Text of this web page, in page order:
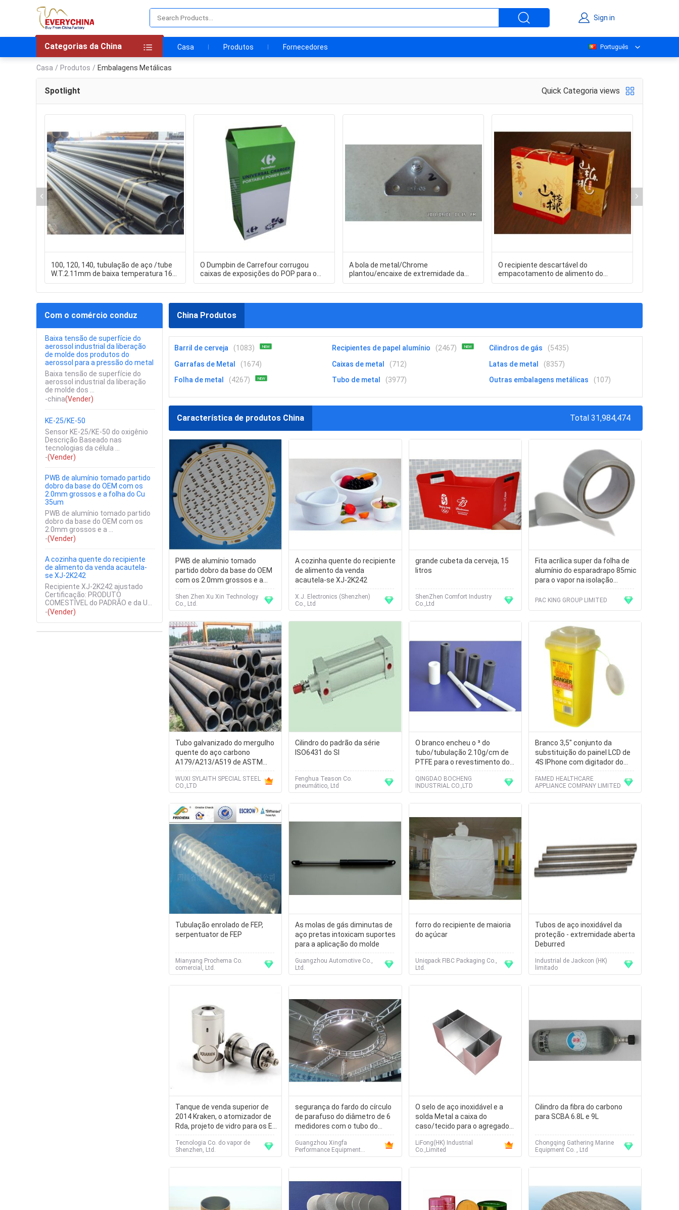
Sign in
Categorias da China Casa Produtos Fornecedores Português
Casa / Produtos / Embalagens Metálicas
Spotlight Quick Categoria views
100, 120, 140, tubulação de aço /tube
W.T.2.11mm de baixa temperatura 160
- 60mm
O Dumpbin de Carrefour corrugou
caixas de exposições do POP para o
envolvimento de alimento do pacote
A bola de metal/Chrome
plantou/encaixe de extremidade da
mola gás da braçadeira
O recipiente descartável do
empacotamento de alimento do
revestimento aquoso feito sob
encomenda encaixota ZY-FO06
Com o comércio conduz
Baixa tensão de superfície do
aerossol industrial da liberação
de molde dos produtos do
aerossol para a pressão do metal
Baixa tensão de superfície do
aerossol industrial da liberação
de molde dos ...
-china(Vender)
KE-25/KE-50
Sensor KE-25/KE-50 do oxigênio
Descrição Baseado nas
tecnologias da célula ...
-(Vender)
PWB de alumínio tomado partido
dobro da base do OEM com os
2.0mm grossos e a folha do Cu
35um
PWB de alumínio tomado partido
dobro da base do OEM com os
2.0mm grossos e a ...
-(Vender)
A cozinha quente do recipiente
de alimento da venda acautela-
se XJ-2K242
Recipiente XJ-2K242 ajustado
Certificação: PRODUTO
COMESTÍVEL do PADRÃO e da UE
...
-(Vender)
China Produtos
Barril de cerveja (1083) NEW Recipientes de papel alumínio (2467) NEW Cilindros de gás
(5435)
Garrafas de Metal
(1674) Caixas de metal (712) Latas de metal
(8357)
Folha de metal
(4267) NEW Tubo de metal (3977) Outras embalagens metálicas (107)
Característica de produtos China Total 31,984,474
PWB de alumínio tomado
partido dobro da base do OEM
com os 2.0mm grossos e a
folha do Cu 35um
Shen Zhen Xu Xin Technology
Co., Ltd.
A cozinha quente do recipiente
de alimento da venda
acautela-se XJ-2K242
X.J. Electronics (Shenzhen)
Co., Ltd
grande cubeta da cerveja, 15
litros
ShenZhen Comfort Industry
Co.,Ltd
Fita acrílica super da folha de
alumínio do esparadrapo 85mic
para o vapor na isolação
jacketing ALU da folha
PAC KING GROUP LIMITED
Tubo galvanizado do mergulho
quente do aço carbono
A179/A213/A519 de ASTM
para a construção
WUXI SYLAITH SPECIAL STEEL
CO.,LTD
Cilindro do padrão da série
ISO6431 do SI
Fenghua Teason Co.
pneumático, Ltd
O branco encheu o ³ do
tubo/tubulação 2.10g/cm de
PTFE para o revestimento do
cabo
QINGDAO BOCHENG
INDUSTRIAL CO.,LTD
Branco 3,5" conjunto da
substituição do painel LCD de
4S IPhone com digitador do
quadro
FAMED HEALTHCARE
APPLIANCE COMPANY LIMITED
Tubulação enrolado de FEP,
serpentuator de FEP
Mianyang Prochema Co.
comercial, Ltd.
As molas de gás diminutas de
aço pretas intoxicam suportes
para a aplicação do molde
Guangzhou Automotive Co.,
Ltd.
forro do recipiente de maioria
do açúcar
Uniqpack FIBC Packaging Co.,
Ltd.
Tubos de aço inoxidável da
proteção - extremidade aberta
Deburred
Industrial de Jackcon (HK)
limitado
Tanque de venda superior de
2014 Kraken, o atomizador de
Rda, projeto de vidro para os E-
cigarros
Tecnologia Co. do vapor de
Shenzhen, Ltd.
segurança do fardo do círculo
de parafuso do diâmetro de 6
medidores com o tubo do
alumínio da liga
Guangzhou Xingfa
Performance Equipment
Co.,Ltd（Guangzhou Xingyuan
O selo de aço inoxidável e a
solda Metal a caixa do
caso/tecido para o agregado
familiar
LiFong(HK) Industrial
Co.,Limited
Cilindro da fibra do carbono
para SCBA 6.8L e 9L
Chongqing Gathering Marine
Equipment Co. , Ltd